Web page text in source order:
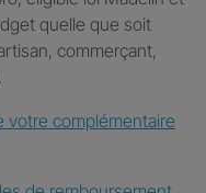
quelle que soit
commerçant,
votre complémentaire